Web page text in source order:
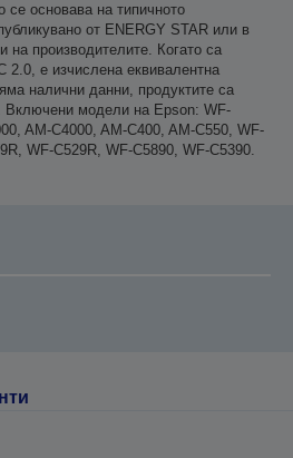
се основава на типичното
от ENERGY STAR или в
на производителите. Когато са
2.0, е изчислена еквивалентна
налични данни, продуктите са
Включени модели на Epson: WF-
AM-C4000, AM-C400, AM-C550, WF-
WF-C529R, WF-C5890, WF-C5390.